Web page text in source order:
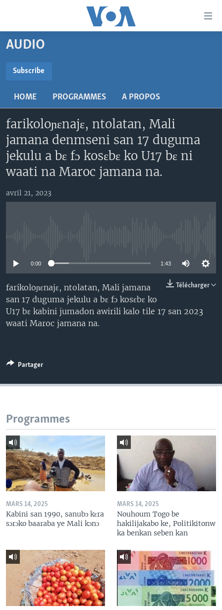
Menu
principal
navigation
principale
Retour
la
recherche
MALI KURA
RADIO
AN BA FO!
FARAFINA FOLI
Learning English
SUIVEZ-NOUS
AUDIO
Subscribe
HOME PROGRAMMES A PROPOS
farikoloɲɛnajɛ, ntolatan, Mali
jamana denmseni san 17 duguma
jekulu a bɛ fɔ kosɛbɛ ko U17 bɛ ni
waati na Maroc jamana na.
avril 21, 2023
0:00 1:43
Télécharger
farikoloɲɛnajɛ, ntolatan, Mali jamana
san 17 duguma jekulu a bɛ fɔ kosɛbɛ ko
U17 bɛ kabini jumadon awirili kalo tile 17 san 2023
waati Maroc jamana na.
Partager
Programmes
MARS 14, 2025
Kabini san 1990, sanubɔ kɛra
sɔrɔko baaraba ye Mali kɔnɔ
MARS 14, 2025
Nouhoum Togo be
hakilijakabo ke, Politikitonw
ka benkan seben kan